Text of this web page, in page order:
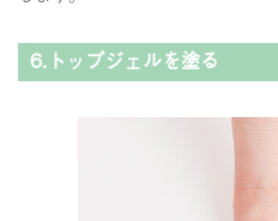
6.トップジェルを塗る